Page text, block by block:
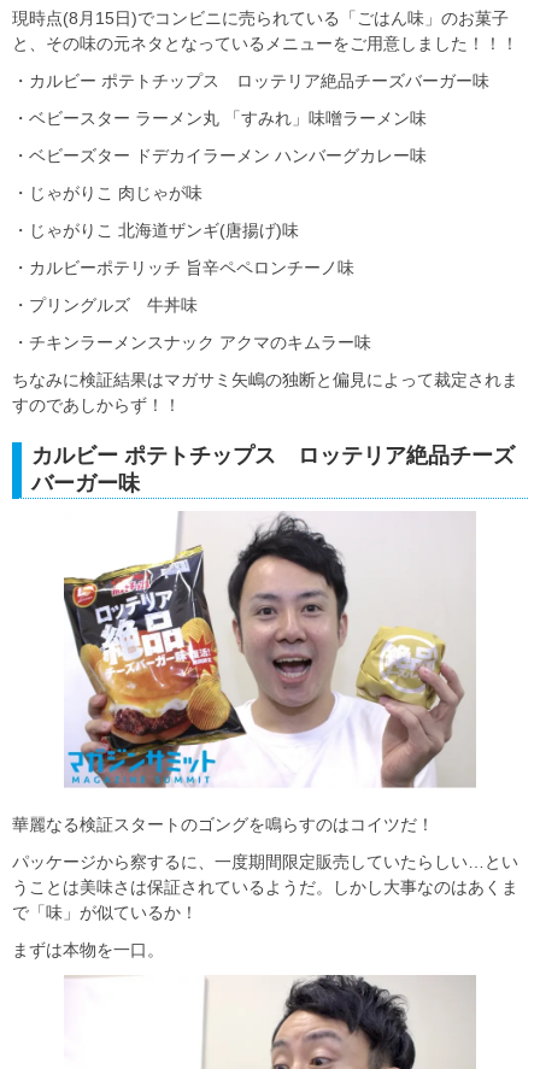
現時点(8月15日)でコンビニに売られている「ごはん味」のお菓子
と、その味の元ネタとなっているメニューをご用意しました！！！
・カルビー ポテトチップス ロッテリア絶品チーズバーガー味
・ベビースター ラーメン丸 「すみれ」味噌ラーメン味
・ベビーズター ドデカイラーメン ハンバーグカレー味
・じゃがりこ 肉じゃが味
・じゃがりこ 北海道ザンギ(唐揚げ)味
・カルビーポテリッチ 旨辛ペペロンチーノ味
・プリングルズ 牛丼味
・チキンラーメンスナック アクマのキムラー味
ちなみに検証結果はマガサミ矢嶋の独断と偏見によって裁定されま
すのであしからず！！
カルビー ポテトチップス ロッテリア絶品チーズ
バーガー味
華麗なる検証スタートのゴングを鳴らすのはコイツだ！
パッケージから察するに、一度期間限定販売していたらしい…とい
うことは美味さは保証されているようだ。しかし大事なのはあくま
で「味」が似ているか！
まずは本物を一口。